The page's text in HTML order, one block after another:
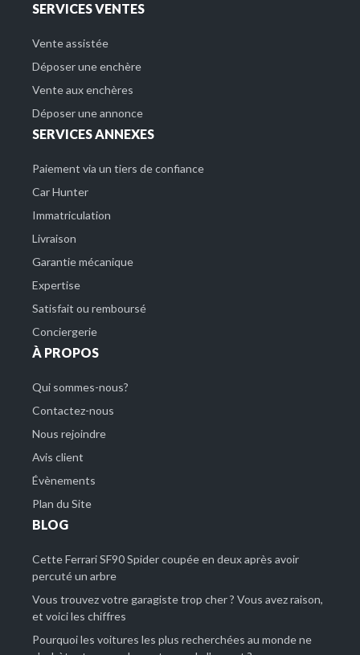
SERVICES VENTES
Vente assistée
Déposer une enchère
Vente aux enchères
Déposer une annonce
SERVICES ANNEXES
Paiement via un tiers de confiance
Car Hunter
Immatriculation
Livraison
Garantie mécanique
Expertise
Satisfait ou remboursé
Conciergerie
À PROPOS
Qui sommes-nous?
Contactez-nous
Nous rejoindre
Avis client
Évènements
Plan du Site
BLOG
Cette Ferrari SF90 Spider coupée en deux après avoir
percuté un arbre
Vous trouvez votre garagiste trop cher ? Vous avez raison,
et voici les chiffres
Pourquoi les voitures les plus recherchées au monde ne